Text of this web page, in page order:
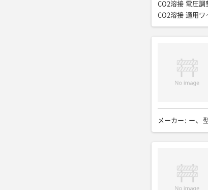
CO2溶接 電圧調
CO2溶接 適用
ガウジング溶接
350/34
ガウジ
ガウジング溶接
φ4.0〜8.0
手
手溶接 定格電
手溶接 定格使用
燃料/タンク容
メーカー : ー